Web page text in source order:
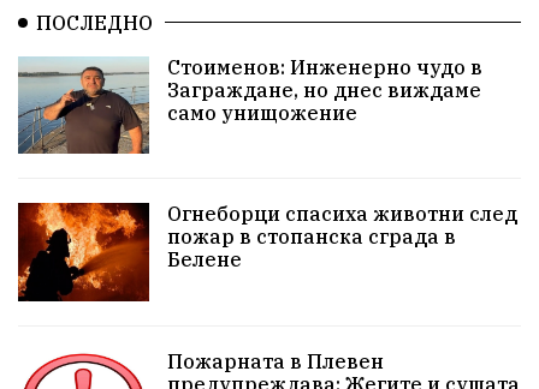
Ивелин Михайлов
здравеопазване концерт задържани
Бойко Борисов ПрогнозаЗаВремето
протести водоснабдяване Левски
прокуратура
ПОСЛЕДНО
Стоименов: Инженерно чудо в
Заграждане, но днес виждаме
само унищожение
Огнеборци спасиха животни след
пожар в стопанска сграда в
Белене
Пожарната в Плевен
предупреждава: Жегите и сушата